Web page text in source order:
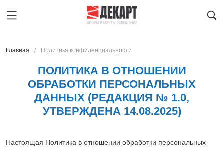
Главная
Каталог продукции
О предприятии
Новости
Oпоры oсвeщения
Мачты освещения
Светильники
ЧЕРЕПОВЕЦ
Архангельск
Благовещенск
Главная Политика конфиденциальности
ПОЛИТИКА В ОТНОШЕНИИ
ОБРАБОТКИ ПЕРСОНАЛЬНЫХ
ДАННЫХ (РЕДАКЦИЯ № 1.0,
УТВЕРЖДЕНА 14.08.2025)
Настоящая Политика в отношении обработки персональных